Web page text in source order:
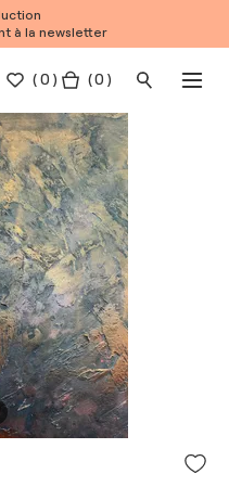
à la newsletter
(0 ) ( 0 )